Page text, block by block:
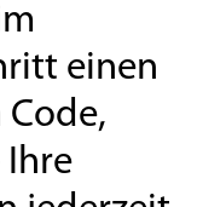
einen
Ihre